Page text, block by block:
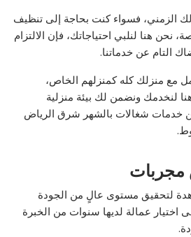
الزمني، فسواء كنت بحاجة إلى تنظيف
هنا لنلبي احتياجاتك، فإن الالتزام
التام عن خدماتنا.
مع منزلك كله كمنزلهم الخاص،
لنخدمك ونضمن لك بيئة منزلية
خدمات شغالات بالشهر شرق الرياض
مجربات
لتحقيق مستوى عالٍ من الجودة
اختيار عمالة لديها سنوات من الخبرة